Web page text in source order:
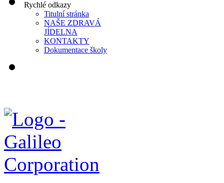
Rychlé odkazy
Titulní stránka
NAŠE ZDRAVÁ
JÍDELNA
KONTAKTY
Dokumentace školy